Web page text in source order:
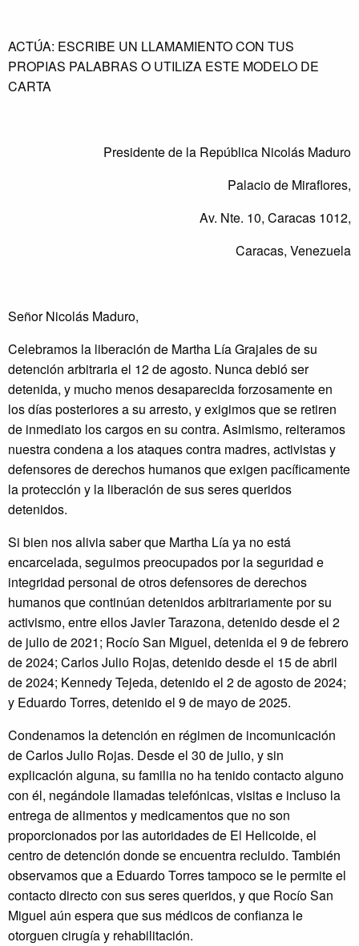
ACTÚA: ESCRIBE UN LLAMAMIENTO CON TUS
PROPIAS PALABRAS O UTILIZA ESTE MODELO DE
CARTA
Presidente de la República Nicolás Maduro
Palacio de Miraflores,
Av. Nte. 10, Caracas 1012,
Caracas, Venezuela
Señor Nicolás Maduro,
Celebramos la liberación de Martha Lía Grajales de su
detención arbitraria el 12 de agosto. Nunca debió ser
detenida, y mucho menos desaparecida forzosamente en
los días posteriores a su arresto, y exigimos que se retiren
de inmediato los cargos en su contra. Asimismo, reiteramos
nuestra condena a los ataques contra madres, activistas y
defensores de derechos humanos que exigen pacíficamente
la protección y la liberación de sus seres queridos
detenidos.
Si bien nos alivia saber que Martha Lía ya no está
encarcelada, seguimos preocupados por la seguridad e
integridad personal de otros defensores de derechos
humanos que continúan detenidos arbitrariamente por su
activismo, entre ellos Javier Tarazona, detenido desde el 2
de julio de 2021; Rocío San Miguel, detenida el 9 de febrero
de 2024; Carlos Julio Rojas, detenido desde el 15 de abril
de 2024; Kennedy Tejeda, detenido el 2 de agosto de 2024;
y Eduardo Torres, detenido el 9 de mayo de 2025.
Condenamos la detención en régimen de incomunicación
de Carlos Julio Rojas. Desde el 30 de julio, y sin
explicación alguna, su familia no ha tenido contacto alguno
con él, negándole llamadas telefónicas, visitas e incluso la
entrega de alimentos y medicamentos que no son
proporcionados por las autoridades de El Helicoide, el
centro de detención donde se encuentra recluido. También
observamos que a Eduardo Torres tampoco se le permite el
contacto directo con sus seres queridos, y que Rocío San
Miguel aún espera que sus médicos de confianza le
otorguen cirugía y rehabilitación.